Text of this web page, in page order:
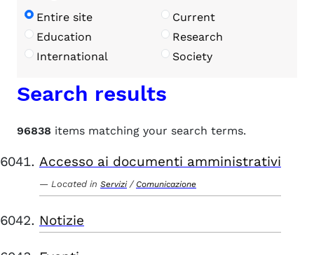
Entire site
Current
Education
Research
International
Society
Search results
96838 items matching your search terms.
Accesso ai documenti amministrativi
Located in Servizi / Comunicazione
Notizie